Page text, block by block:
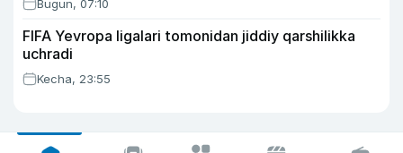
Bugun, 07:10
FIFA Yevropa ligalari tomonidan jiddiy qarshilikka
uchradi
Kecha, 23:55